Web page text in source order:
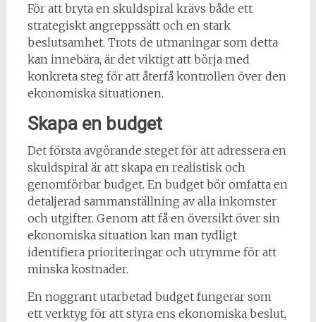
För att bryta en skuldspiral krävs både ett
strategiskt angreppssätt och en stark
beslutsamhet. Trots de utmaningar som detta
kan innebära, är det viktigt att börja med
konkreta steg för att återfå kontrollen över den
ekonomiska situationen.
Skapa en budget
Det första avgörande steget för att adressera en
skuldspiral är att skapa en realistisk och
genomförbar budget. En budget bör omfatta en
detaljerad sammanställning av alla inkomster
och utgifter. Genom att få en översikt över sin
ekonomiska situation kan man tydligt
identifiera prioriteringar och utrymme för att
minska kostnader.
En noggrant utarbetad budget fungerar som
ett verktyg för att styra ens ekonomiska beslut,